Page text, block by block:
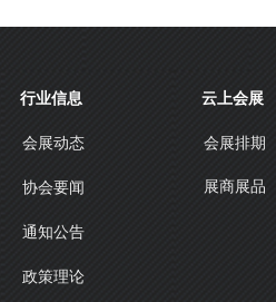
会展动态
协会要闻
通知公告
政策理论
行业信息
会展排期
展商展品
云上会展